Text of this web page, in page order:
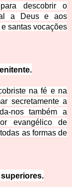
descobrir o
a Deus e aos
santas vocações
na fé e na
secretamente a
nos também a
evangélico de
as formas de
superiores.